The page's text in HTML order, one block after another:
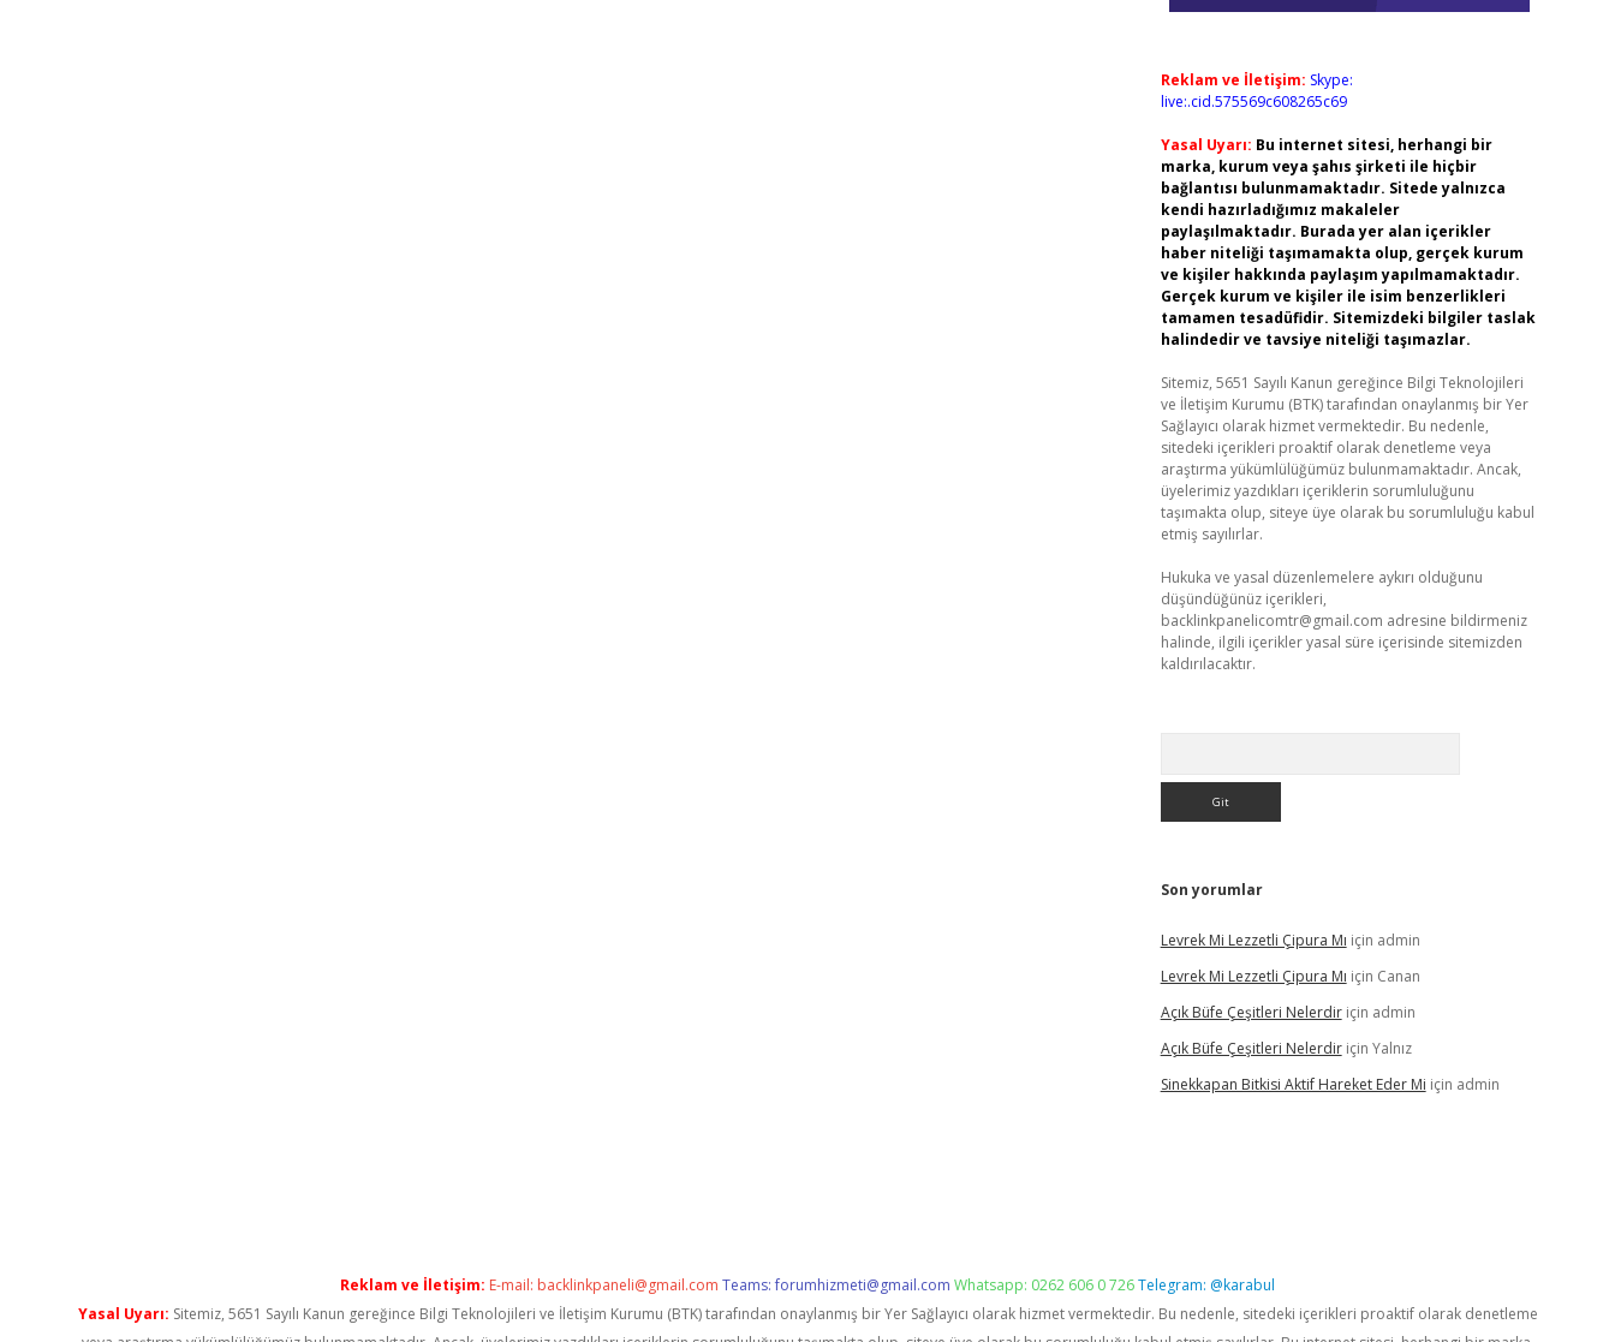
Reklam ve İletişim: Skype:
live:.cid.575569c608265c69
Yasal Uyarı: Bu internet sitesi, herhangi bir
marka, kurum veya şahıs şirketi ile hiçbir
bağlantısı bulunmamaktadır. Sitede yalnızca
kendi hazırladığımız makaleler
paylaşılmaktadır. Burada yer alan içerikler
haber niteliği taşımamakta olup, gerçek kurum
ve kişiler hakkında paylaşım yapılmamaktadır.
Gerçek kurum ve kişiler ile isim benzerlikleri
tamamen tesadüfidir. Sitemizdeki bilgiler taslak
halindedir ve tavsiye niteliği taşımazlar.
Sitemiz, 5651 Sayılı Kanun gereğince Bilgi Teknolojileri
ve İletişim Kurumu (BTK) tarafından onaylanmış bir Yer
Sağlayıcı olarak hizmet vermektedir. Bu nedenle,
sitedeki içerikleri proaktif olarak denetleme veya
araştırma yükümlülüğümüz bulunmamaktadır. Ancak,
üyelerimiz yazdıkları içeriklerin sorumluluğunu
taşımakta olup, siteye üye olarak bu sorumluluğu kabul
etmiş sayılırlar.
Hukuka ve yasal düzenlemelere aykırı olduğunu
düşündüğünüz içerikleri,
backlinkpanelicomtr@gmail.com adresine bildirmeniz
halinde, ilgili içerikler yasal süre içerisinde sitemizden
kaldırılacaktır.
Son yorumlar
Levrek Mi Lezzetli Çipura Mı için admin
Levrek Mi Lezzetli Çipura Mı için Canan
Açık Büfe Çeşitleri Nelerdiriçin admin
Açık Büfe Çeşitleri Nelerdiriçin Yalnız
Sinekkapan Bitkisi Aktif Hareket Eder Mi için admin
Reklam ve İletişim: E-mail: backlinkpaneli@gmail.com Teams:forumhizmeti@gmail.com Whatsapp: 0262 606 0 726Telegram: @karabul
Yasal Uyarı: Sitemiz, 5651 Sayılı Kanun gereğince Bilgi Teknolojileri ve İletişim Kurumu (BTK) tarafından onaylanmış bir Yer Sağlayıcı olarak hizmet vermektedir. Bu nedenle, sitedeki içerikleri proaktif olarak denetleme